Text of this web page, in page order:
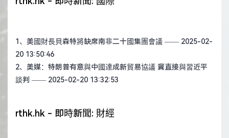
1、 美國財長貝森特將缺席南非二十國集團會議 —— 2025-02-
20 13:50:46
2、 美媒：特朗普有意與中國達成新貿易協議 冀直接與習近平
談判 —— 2025-02-20 13:32:53
rthk.hk - 即時新聞: 財經